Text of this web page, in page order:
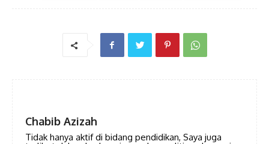
Chabib Azizah
Tidak hanya aktif di bidang pendidikan, Saya juga